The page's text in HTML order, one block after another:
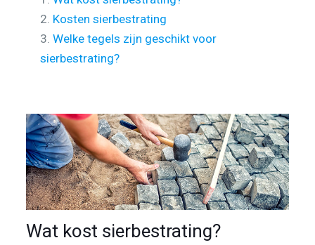
2. Kosten sierbestrating
3. Welke tegels zijn geschikt voor
sierbestrating?
Wat kost sierbestrating?